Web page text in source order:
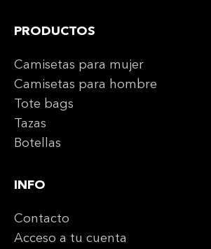
PRODUCTOS
Camisetas para mujer
Camisetas para hombre
Tote bags
Tazas
Botellas
INFO
Contacto
Acceso a tu cuenta